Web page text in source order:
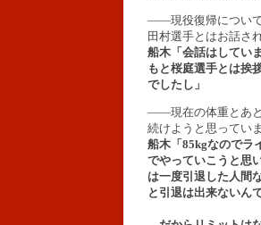
――現役復帰につい
田村選手とはお話さ
船木「会話はしてい
もと桜庭選手とは挨
でしたし」
――現在の体重とあ
続けようと思ってい
船木「85kgなのでラ
でやっていこうと思
は一度引退した人間
と引退は出来ないん